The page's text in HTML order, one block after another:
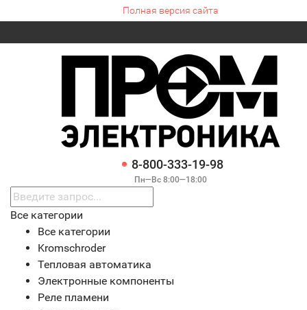
Полная версия сайта
8-800-333-19-98
Пн—Вс 8:00—18:00
Все категории
Все категории
Kromschroder
Тепловая автоматика
Электронные компоненты
Реле пламени